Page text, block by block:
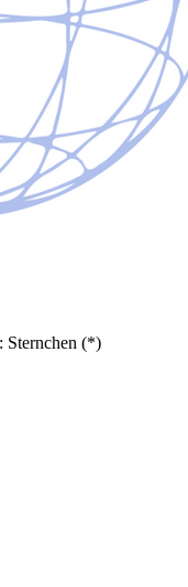
Sternchen (*)